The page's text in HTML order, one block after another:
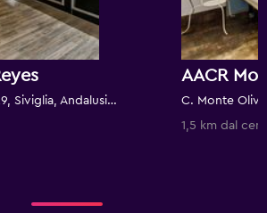
Calle Luis Montoto, 129, Siviglia, Andalusia, Spagna
AACR
1,5 km dal